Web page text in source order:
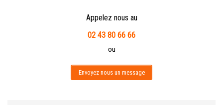
Appelez nous au
02 43 80 66 66
ou
Envoyez nous un message